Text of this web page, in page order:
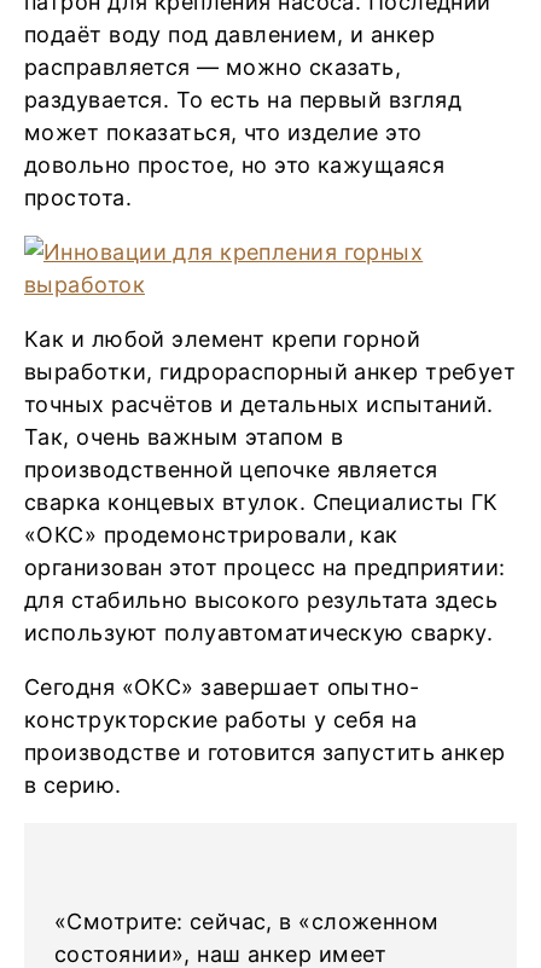
подаёт воду под давлением, и анкер
расправляется — можно сказать,
раздувается. То есть на первый взгляд
может показаться, что изделие это
довольно простое, но это кажущаяся
простота.
Как и любой элемент крепи горной
выработки, гидрораспорный анкер требует
точных расчётов и детальных испытаний.
Так, очень важным этапом в
производственной цепочке является
сварка концевых втулок. Специалисты ГК
«ОКС» продемонстрировали, как
организован этот процесс на предприятии:
для стабильно высокого результата здесь
используют полуавтоматическую сварку.
Сегодня «ОКС» завершает опытно-
конструкторские работы у себя на
производстве и готовится запустить анкер
в серию.
«Смотрите: сейчас, в «сложенном
состоянии», наш анкер имеет